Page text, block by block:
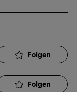
Folgen
Folgen